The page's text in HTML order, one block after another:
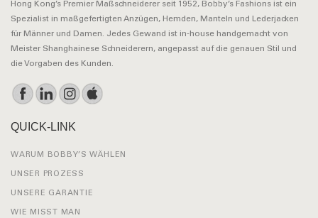
Hong Kong’s Premier Maßschneiderer seit 1952, Bobby’s Fashions ist ein
Spezialist in maßgefertigten Anzügen, Hemden, Manteln und Lederjacken
für Männer und Damen. Jedes Gewand ist in-house handgemacht von
Meister Shanghainese Schneiderern, angepasst auf die genauen Stil und
die Vorgaben des Kunden.
QUICK-LINK
WARUM BOBBY’S WÄHLEN
UNSER PROZESS
UNSERE GARANTIE
WIE MISST MAN